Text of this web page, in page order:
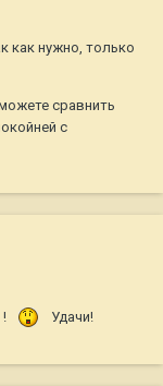
как нужно, только
сравнить
с
! Удачи!